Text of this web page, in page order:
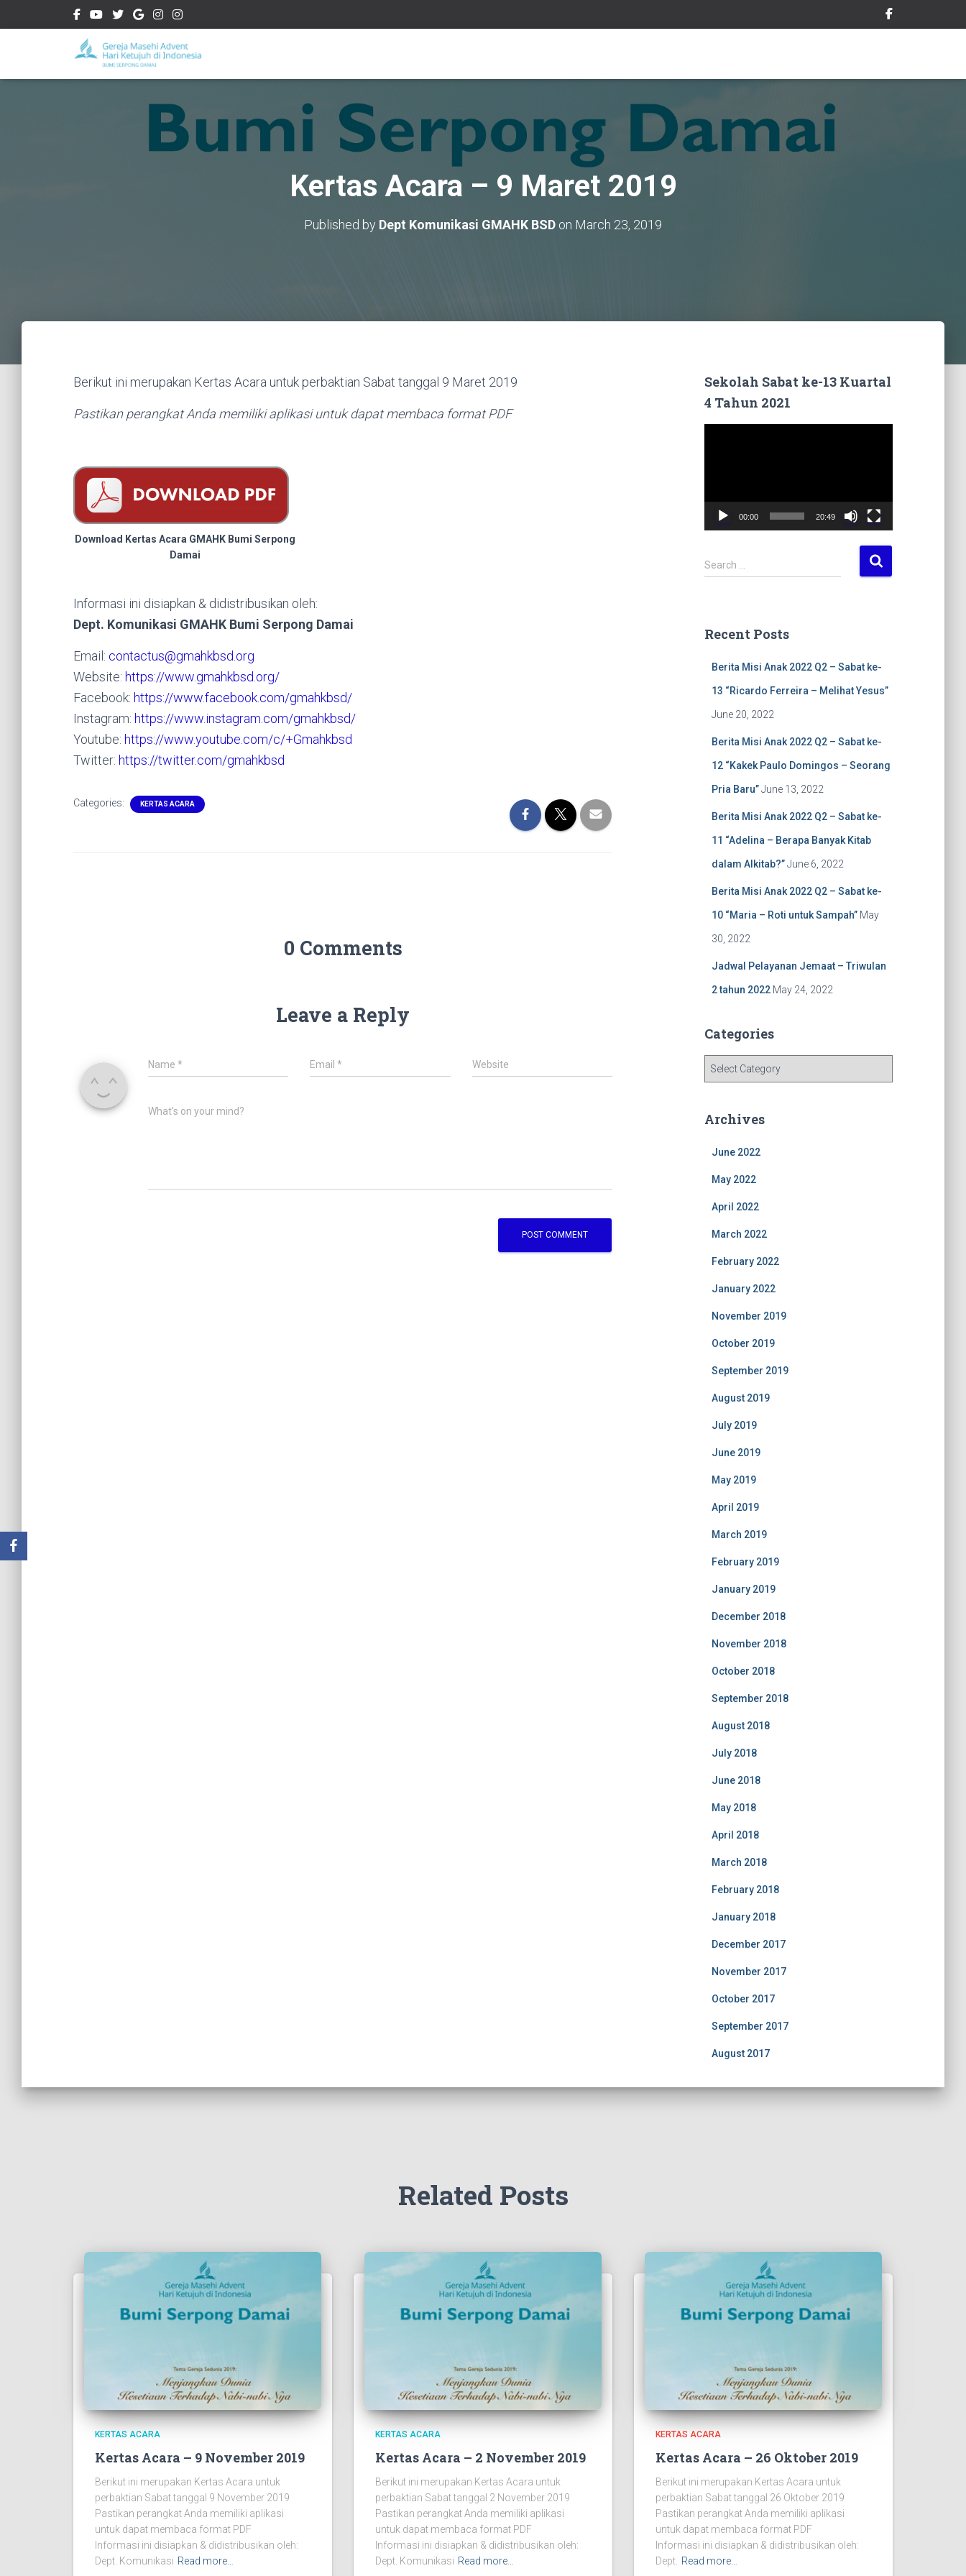
Kertas Acara – 9 Maret 2019
Published by Dept Komunikasi GMAHK BSD on March 23, 2019
Berikut ini merupakan Kertas Acara untuk perbaktian Sabat tanggal 9 Maret 2019
Pastikan perangkat Anda memiliki aplikasi untuk dapat membaca format PDF
Download Kertas Acara GMAHK Bumi Serpong
Damai
Informasi ini disiapkan & didistribusikan oleh:
Dept. Komunikasi GMAHK Bumi Serpong Damai
Email: contactus@gmahkbsd.org
Website: https://www.gmahkbsd.org/
Facebook: https://www.facebook.com/gmahkbsd/
Instagram: https://www.instagram.com/gmahkbsd/
Youtube: https://www.youtube.com/c/+Gmahkbsd
Twitter: https://twitter.com/gmahkbsd
Categories: KERTAS ACARA
0 Comments
Leave a Reply
Name * Email* Website
What's on your mind?
Sekolah Sabat ke-13 Kuartal
4 Tahun 2021
00:00 20:49
S
e
h
Search …
Recent Posts
Berita Misi Anak 2022 Q2 – Sabat ke-
13 “Ricardo Ferreira – Melihat Yesus”
June 20, 2022
Berita Misi Anak 2022 Q2 – Sabat ke-
12 “Kakek Paulo Domingos – Seorang
Pria Baru” June 13, 2022
Berita Misi Anak 2022 Q2 – Sabat ke-
11 “Adelina – Berapa Banyak Kitab
dalam Alkitab?” June 6, 2022
Berita Misi Anak 2022 Q2 – Sabat ke-
10 “Maria – Roti untuk Sampah” May
30, 2022
Jadwal Pelayanan Jemaat – Triwulan
2 tahun 2022 May 24, 2022
Categories
gArchives
June 2022
May 2022
April 2022
March 2022
February 2022
January 2022
November 2019
October 2019
September 2019
August 2019
July 2019
June 2019
May 2019
April 2019
March 2019
February 2019
January 2019
December 2018
November 2018
October 2018
September 2018
August 2018
July 2018
June 2018
May 2018
April 2018
March 2018
February 2018
January 2018
December 2017
November 2017
October 2017
September 2017
August 2017
Related Posts
KERTAS ACARA
Kertas Acara – 9 November 2019
Berikut ini merupakan Kertas Acara untuk
perbaktian Sabat tanggal 9 November 2019
Pastikan perangkat Anda memiliki aplikasi
untuk dapat membaca format PDF
Informasi ini disiapkan & didistribusikan oleh:
Dept. Komunikasi Read more…
KERTAS ACARA
Kertas Acara – 2 November 2019
Berikut ini merupakan Kertas Acara untuk
perbaktian Sabat tanggal 2 November 2019
Pastikan perangkat Anda memiliki aplikasi
untuk dapat membaca format PDF
Informasi ini disiapkan & didistribusikan oleh:
Dept. Komunikasi Read more…
KERTAS ACARA
Kertas Acara – 26 Oktober 2019
Berikut ini merupakan Kertas Acara untuk
perbaktian Sabat tanggal 26 Oktober 2019
Pastikan perangkat Anda memiliki aplikasi
untuk dapat membaca format PDF
Informasi ini disiapkan & didistribusikan oleh:
Dept. Read more…